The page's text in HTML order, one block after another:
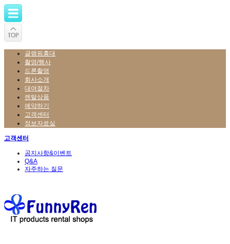
글램핑홍대
촬영/행사
드론촬영
회사소개
대여절차
렌탈상품
예약하기
고객센터
정보자료실
고객센터
공지사항&이벤트
Q&A
자주하는 질문